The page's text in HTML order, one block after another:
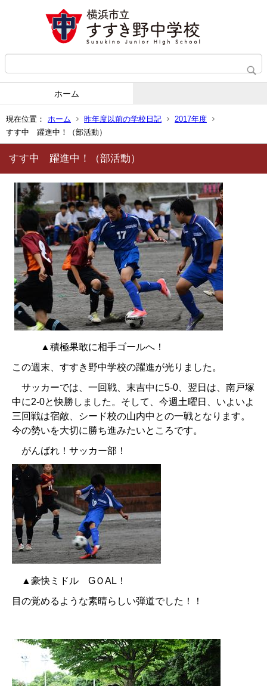
ホーム
現在位置： ホーム 昨年度以前の学校日記
2017年度
すす中 躍進中！（部活動）
すす中 躍進中！（部活動）
▲積極果敢に相手ゴールへ！
この週末、すすき野中学校の躍進が光りました。
サッカーでは、一回戦、末吉中に5-0、翌日は、南戸塚
中に2-0と快勝しました。そして、今週土曜日、いよいよ
三回戦は宿敵、シード校の山内中との一戦となります。
今の勢いを大切に勝ち進みたいところです。
がんばれ！サッカー部！
▲豪快ミドル GＯAL！
目の覚めるような素晴らしい弾道でした！！